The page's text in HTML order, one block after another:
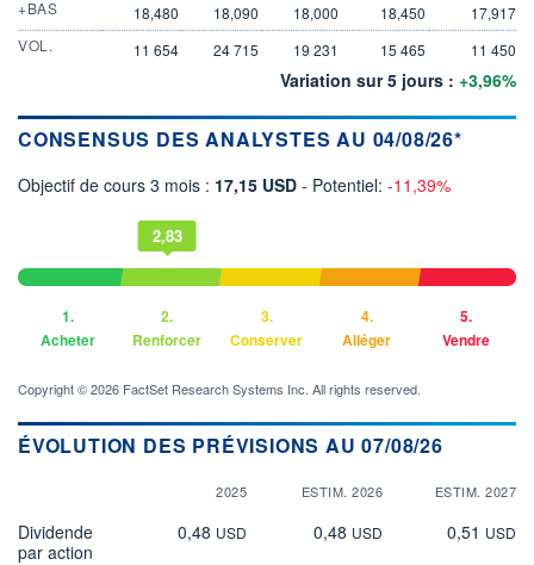
+BAS
18,480 18,090 18,000 18,450
17,917
VOL.
11 654 24 715 19 231 15 465 11 450
Variation sur 5 jours : +3,96%
CONSENSUS DES ANALYSTES AU 04/08/26*
Objectif de cours 3 mois : 17,15 USD - Potentiel: -11,39%
1.
Acheter
2,83
2.
Renforcer
3.
Conserver
4.
Alléger
5.
Vendre
Copyright © 2026 FactSet Research Systems Inc. All rights reserved.
ÉVOLUTION DES PRÉVISIONS AU 07/08/26
2025 ESTIM. 2026 ESTIM. 2027
Dividende
par action
0,48 USD 0,48 USD 0,51 USD